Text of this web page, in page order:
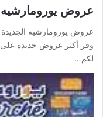
عروض يورومارشيه
عروض يورومارشيه
وفر أكثر عروض جديدة على
لكم…